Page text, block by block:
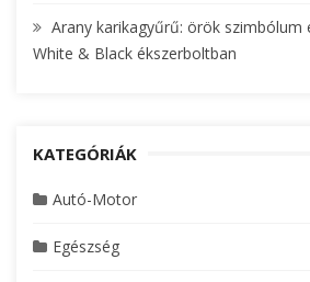
Arany karikagyűrű: örök szimbólum
White & Black ékszerboltban
KATEGÓRIÁK
Autó-Motor
Egészség